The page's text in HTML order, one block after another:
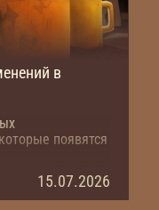
в
появятся
15.07.2026